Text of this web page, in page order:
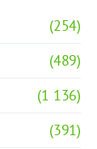
(254)
(489)
(1 136)
(391)